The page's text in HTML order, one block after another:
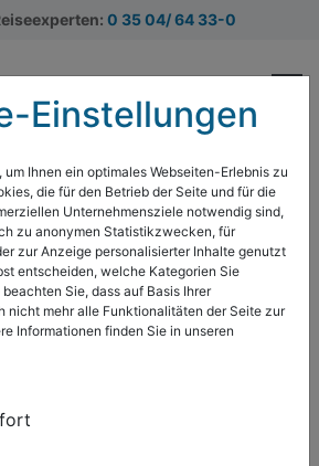
0 35 04/ 64 33-0
zum Thema:
der Klassenfahrt
Reflexion nach
Einstellungen
Ihnen ein optimales Webseiten-Erlebnis zu
die für den Betrieb der Seite und für die
Unternehmensziele notwendig sind,
zu anonymen Statistikzwecken, für
zur Anzeige personalisierter Inhalte genutzt
entscheiden, welche Kategorien Sie
Sie, dass auf Basis Ihrer
nicht mehr alle Funktionalitäten der Seite zur
Informationen finden Sie in unseren